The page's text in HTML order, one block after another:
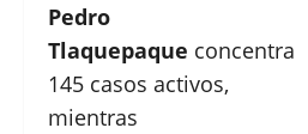
Pedro
Tlaquepaque concentra
145 casos activos,
mientras